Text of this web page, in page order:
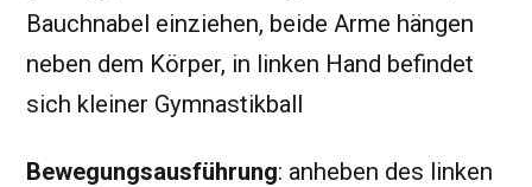
Bauchnabel einziehen, beide Arme hängen
neben dem Körper, in linken Hand befindet
sich kleiner Gymnastikball
Bewegungsausführung: anheben des linken